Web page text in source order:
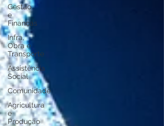
Gestão
e
Finanças
Infra,
Obra e
Transporte
Assistência
Social
Comunidade
Agricultura
e
Produção